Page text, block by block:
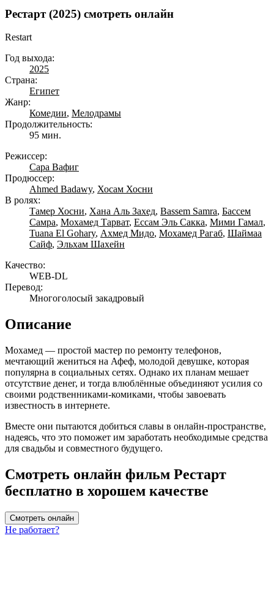
Рестарт (2025) смотреть онлайн
Restart
Год выхода:
2025
Страна:
Египет
Жанр:
Комедии, Мелодрамы
Продолжительность:
95 мин.
Режиссер:
Сара Вафиг
Продюссер:
Ahmed Badawy, Хосам Хосни
В ролях:
Тамер Хосни, Хана Аль Захед, Bassem Samra, Бассем
Самра, Мохамед Тарват, Ессам Эль Сакка, Мими Гамал,
Tuana El Gohary, Ахмед Мидо, Мохамед Рагаб, Шаймаа
Сайф, Эльхам Шахейн
Качество:
WEB-DL
Перевод:
Многоголосый закадровый
Описание
Мохамед — простой мастер по ремонту телефонов,
мечтающий жениться на Афеф, молодой девушке, которая
популярна в социальных сетях. Однако их планам мешает
отсутствие денег, и тогда влюблённые объединяют усилия со
своими родственниками-комиками, чтобы завоевать
известность в интернете.
Вместе они пытаются добиться славы в онлайн-пространстве,
надеясь, что это поможет им заработать необходимые средства
для свадьбы и совместного будущего.
Смотреть онлайн фильм Рестарт
бесплатно в хорошем качестве
Смотреть онлайн
Не работает?